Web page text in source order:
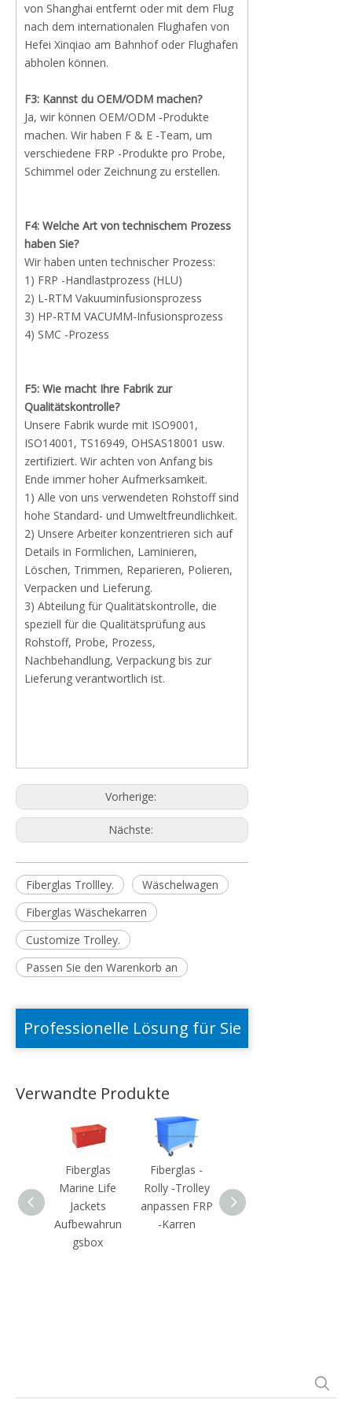
von Shanghai entfernt oder mit dem Flug
nach dem internationalen Flughafen von
Hefei Xinqiao am Bahnhof oder Flughafen
abholen können.
F3: Kannst du OEM/ODM machen?
Ja, wir können OEM/ODM -Produkte
machen. Wir haben F & E -Team, um
verschiedene FRP -Produkte pro Probe,
Schimmel oder Zeichnung zu erstellen.
F4: Welche Art von technischem Prozess
haben Sie?
Wir haben unten technischer Prozess:
1) FRP -Handlastprozess (HLU)
2) L-RTM Vakuuminfusionsprozess
3) HP-RTM VACUMM-Infusionsprozess
4) SMC -Prozess
F5: Wie macht Ihre Fabrik zur
Qualitätskontrolle?
Unsere Fabrik wurde mit ISO9001,
ISO14001, TS16949, OHSAS18001 usw.
zertifiziert. Wir achten von Anfang bis
Ende immer hoher Aufmerksamkeit.
1) Alle von uns verwendeten Rohstoff sind
hohe Standard- und Umweltfreundlichkeit.
2) Unsere Arbeiter konzentrieren sich auf
Details in Formlichen, Laminieren,
Löschen, Trimmen, Reparieren, Polieren,
Verpacken und Lieferung.
3) Abteilung für Qualitätskontrolle, die
speziell für die Qualitätsprüfung aus
Rohstoff, Probe, Prozess,
Nachbehandlung, Verpackung bis zur
Lieferung verantwortlich ist.
Vorherige:
Nächste:
Fiberglas Trollley.
Wäschelwagen
Fiberglas Wäschekarren
Customize Trolley.
Passen Sie den Warenkorb an
Professionelle Lösung für Sie
Verwandte Produkte
Fiberglas
Marine Life
Jackets
Aufbewahrun
gsbox
Fiberglas -
Rolly -Trolley
anpassen FRP
-Karren
Glasfaser -